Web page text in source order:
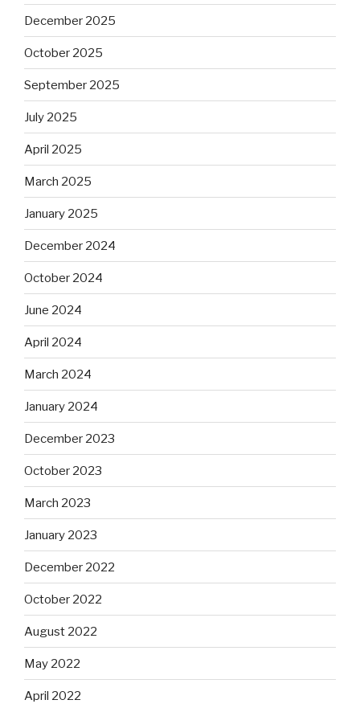
December 2025
October 2025
September 2025
July 2025
April 2025
March 2025
January 2025
December 2024
October 2024
June 2024
April 2024
March 2024
January 2024
December 2023
October 2023
March 2023
January 2023
December 2022
October 2022
August 2022
May 2022
April 2022